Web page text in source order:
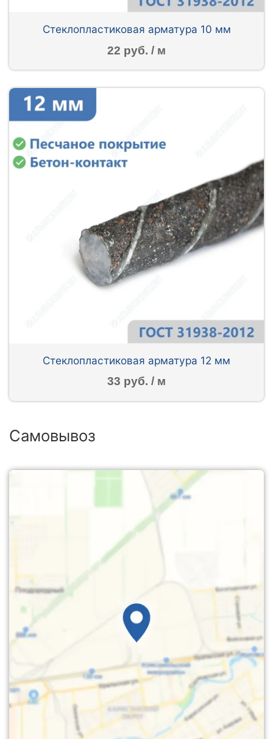
Стеклопластиковая арматура 10 мм
22 руб. / м
Стеклопластиковая арматура 12 мм
33 руб. / м
Самовывоз